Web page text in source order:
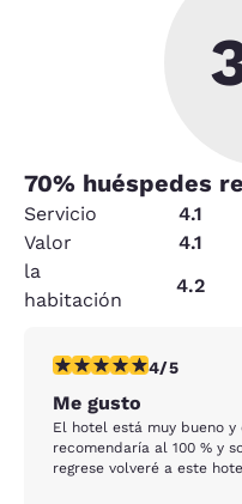
70% huéspedes
Servicio 4.1
Valor
4.1
la
habitación
4.2
calificación de 4 estrellas.
4/5
Me gusto
El hotel está muy bueno
recomendaría al 100 % y sobre
regrese volveré a este